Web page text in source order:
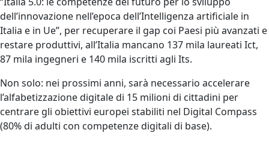
dell’innovazione nell’epoca dell’Intelligenza artificiale in
Italia e in Ue”, per recuperare il gap coi Paesi più avanzati e
restare produttivi, all’Italia mancano 137 mila laureati Ict,
87 mila ingegneri e 140 mila iscritti agli Its.
Non solo: nei prossimi anni, sarà necessario accelerare
l’alfabetizzazione digitale di 15 milioni di cittadini per
centrare gli obiettivi europei stabiliti nel Digital Compass
(80% di adulti con competenze digitali di base).